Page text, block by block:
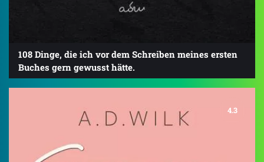
108 Dinge, die ich vor dem Schreiben meines ersten
Buches gern gewusst hätte.
4.3